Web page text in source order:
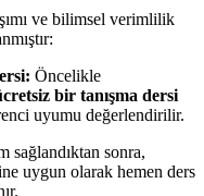
ve bilimsel verimlilik
Öncelikle
bir tanışma dersi
uyumu değerlendirilir.
sağlandıktan sonra,
uygun olarak hemen ders